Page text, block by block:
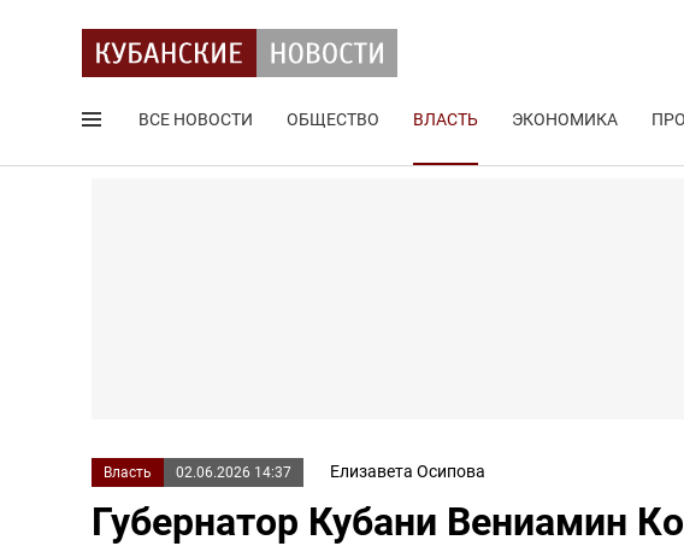
ВСЕ НОВОСТИ ОБЩЕСТВО ВЛАСТЬ ЭКОНОМИКА
Власть 02.06.2026 14:37 Елизавета Осипова
Губернатор Кубани Вениамин